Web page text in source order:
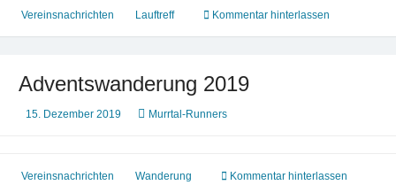
Vereinsnachrichten Lauftreff Kommentar hinterlassen
Adventswanderung 2019
15. Dezember 2019 Murrtal-Runners
Vereinsnachrichten Wanderung Kommentar hinterlassen